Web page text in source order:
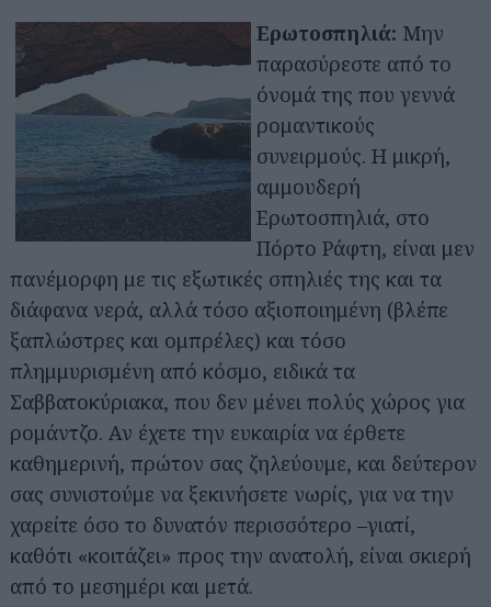
Ερωτοσπηλιά: Μην
παρασύρεστε από το
όνομά της που γεννά
ρομαντικούς
συνειρμούς. Η μικρή,
αμμουδερή
Ερωτοσπηλιά, στο
Πόρτο Ράφτη, είναι μεν
πανέμορφη με τις εξωτικές σπηλιές της και τα
διάφανα νερά, αλλά τόσο αξιοποιημένη (βλέπε
ξαπλώστρες και ομπρέλες) και τόσο
πλημμυρισμένη από κόσμο, ειδικά τα
Σαββατοκύριακα, που δεν μένει πολύς χώρος για
ρομάντζο. Αν έχετε την ευκαιρία να έρθετε
καθημερινή, πρώτον σας ζηλεύουμε, και δεύτερον
σας συνιστούμε να ξεκινήσετε νωρίς, για να την
χαρείτε όσο το δυνατόν περισσότερο –γιατί,
καθότι «κοιτάζει» προς την ανατολή, είναι σκιερή
από το μεσημέρι και μετά.